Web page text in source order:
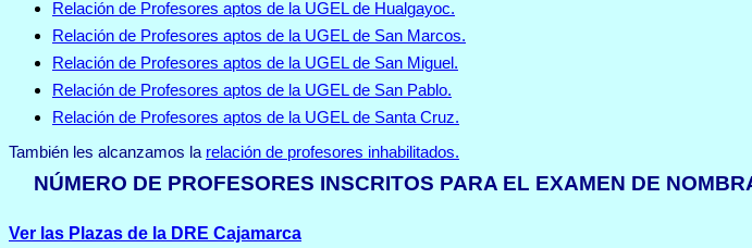
Relación de Profesores aptos de la UGEL de Hualgayoc.
Relación de Profesores aptos de la UGEL de San Marcos.
Relación de Profesores aptos de la UGEL de San Miguel.
Relación de Profesores aptos de la UGEL de San Pablo.
Relación de Profesores aptos de la UGEL de Santa Cruz.
También les alcanzamos la relación de profesores inhabilitados.
NÚMERO DE PROFESORES INSCRITOS PARA EL EXAMEN DE
Ver las Plazas de la DRE Cajamarca